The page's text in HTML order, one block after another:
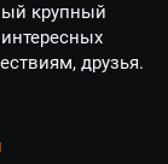
крупный
друзья.